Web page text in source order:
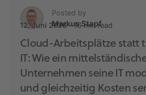
Posted by
Markus Stapf
12. Juni 2026 16 min read
Cloud-Arbeitsplätze statt
IT: Wie ein
Unternehmen seine IT
und gleichzeitig Kosten